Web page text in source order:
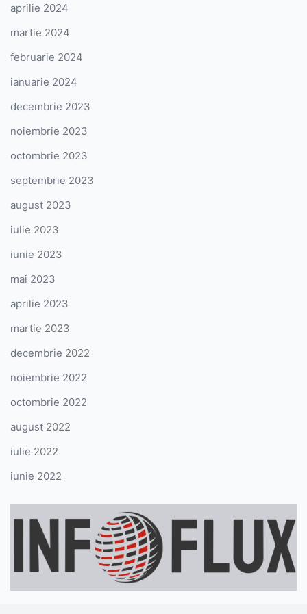
aprilie 2024
martie 2024
februarie 2024
ianuarie 2024
decembrie 2023
noiembrie 2023
octombrie 2023
septembrie 2023
august 2023
iulie 2023
iunie 2023
mai 2023
aprilie 2023
martie 2023
decembrie 2022
noiembrie 2022
octombrie 2022
august 2022
iulie 2022
iunie 2022